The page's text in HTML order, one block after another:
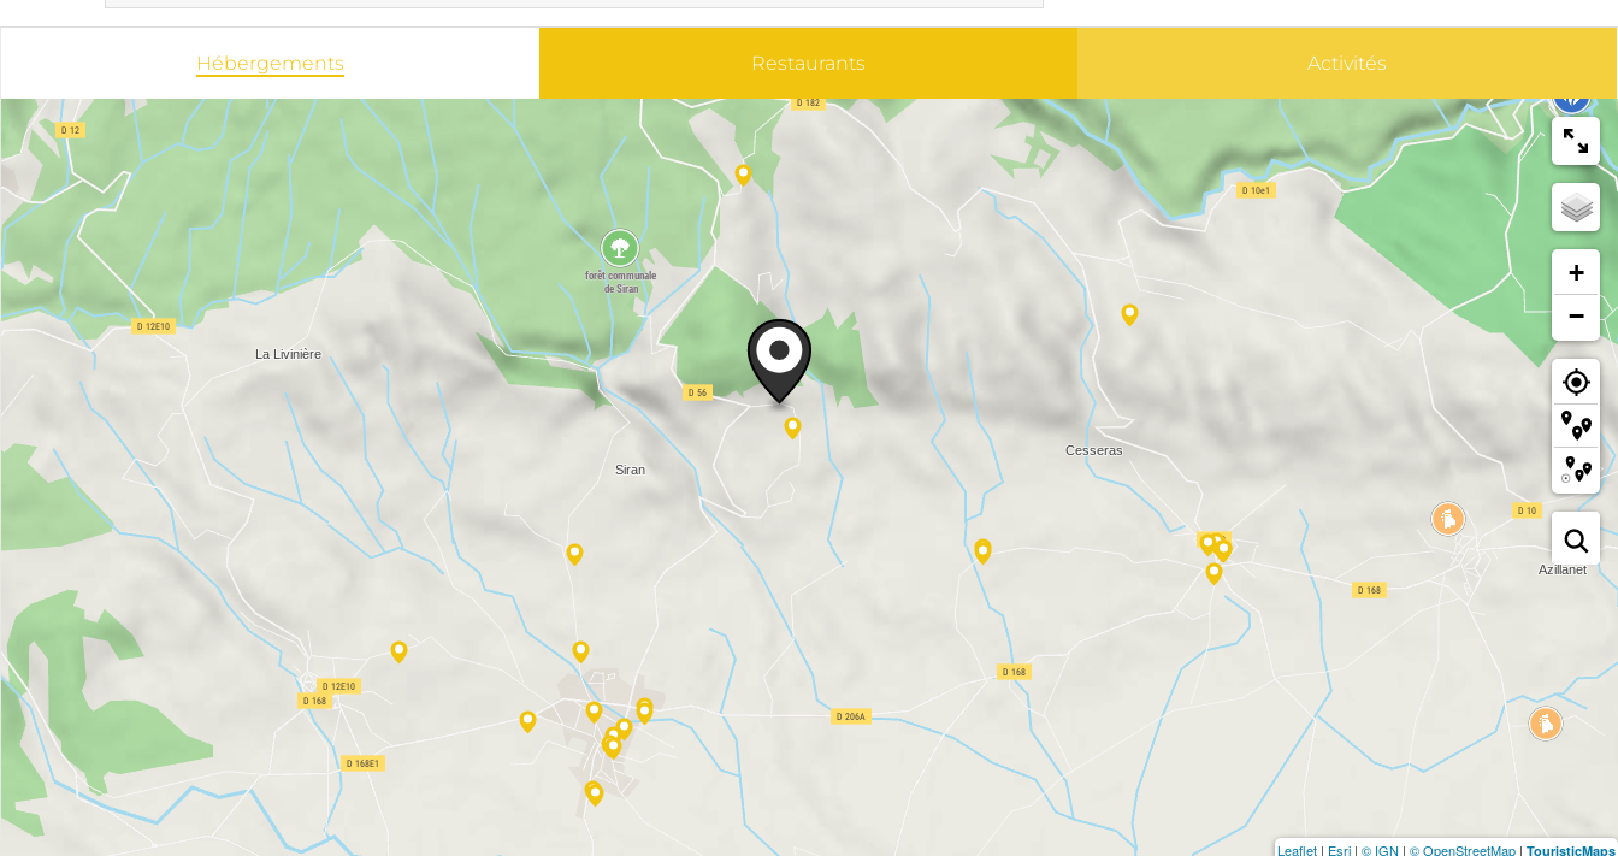
Hébergements Restaurants Activités
+
−
Leaflet | Esri | © IGN | © OpenStreetMap | TouristicMaps